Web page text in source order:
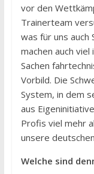
vor den
Trainerteam
was für uns auch
machen auch
Sachen
Vorbild. Die
System, in dem
aus
Profis viel mehr
unsere
Welche sind